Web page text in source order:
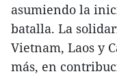
asumiendo la
batalla. La
Vietnam, Laos y
más, en